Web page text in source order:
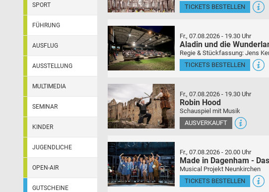
SPORT
FÜHRUNG
AUSFLUG
AUSSTELLUNG
MULTIMEDIA
SEMINAR
KINDER
JUGENDLICHE
OPEN-AIR
GUTSCHEINE
TICKETS BESTELLEN
Fr., 07.08.2026 - 19.30 Uhr
Aladin und die
Regie & Stückfassung: Jens
TICKETS BESTELLEN
Fr., 07.08.2026 - 19.30 Uhr
Robin Hood
Schauspiel mit Musik
AUSVERKAUFT
Fr., 07.08.2026 - 20.00 Uhr
Made in Dagenham -
Musical Projekt Neunkirchen
TICKETS BESTELLEN